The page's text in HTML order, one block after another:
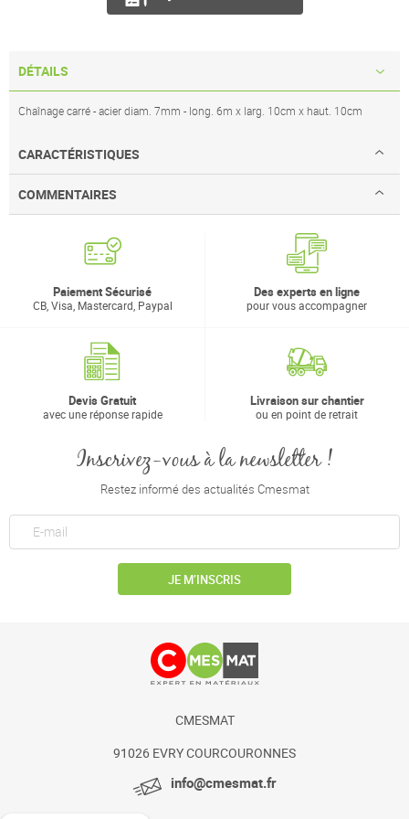
DÉTAILS
Chaînage carré - acier diam. 7mm - long. 6m x larg. 10cm x haut. 10cm
CARACTÉRISTIQUES
COMMENTAIRES
Paiement Sécurisé
CB, Visa, Mastercard, Paypal
Des experts en ligne
pour vous accompagner
Devis Gratuit
avec une réponse rapide
Livraison sur chantier
ou en point de retrait
Inscrivez-vous à la newsletter !
Restez informé des actualités Cmesmat
JE M’INSCRIS
CMESMAT
91026 EVRY COURCOURONNES
info@cmesmat.fr